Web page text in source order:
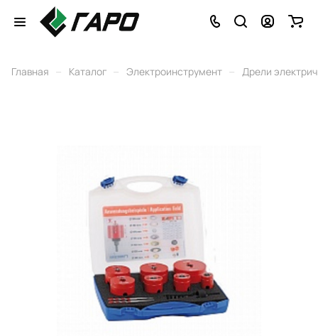
Главная – Каталог – Электроинструмент – Дрели